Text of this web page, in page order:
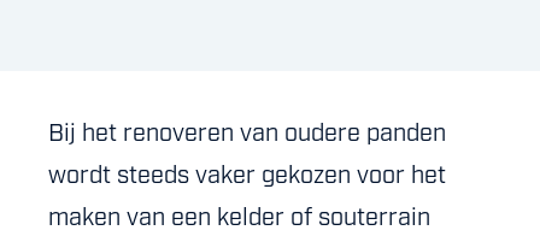
Bij het renoveren van oudere panden
wordt steeds vaker gekozen voor het
maken van een kelder of souterrain